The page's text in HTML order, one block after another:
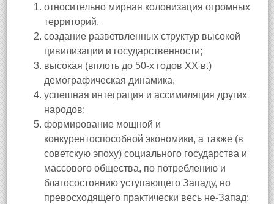
относительно мирная колонизация огромных
территорий,
создание разветвленных структур высокой
цивилизации и государственности;
высокая (вплоть до 50-х годов XX в.)
демографическая динамика,
успешная интеграция и ассимиляция других
народов;
формирование мощной и
конкурентоспособной экономики, а также (в
советскую эпоху) социального государства и
массового общества, по потреблению и
благосостоянию уступающего Западу, но
превосходящего практически весь не-Запад;